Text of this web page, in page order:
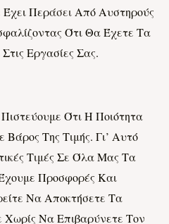
Έχει ΠερΆσειΑπό Αυστηρούς
Ότι Θα Έχετε Τα
Εργασίες Σας.
Ότι Η Ποιότητα
Της Τιμής. Γι’ Αυτό
Τιμές Σε Όλα Μας Τα
Προσφορές Και
Να Αποκτήσετε Τα
Χωρίς Να Επιβαρύνετε Τον